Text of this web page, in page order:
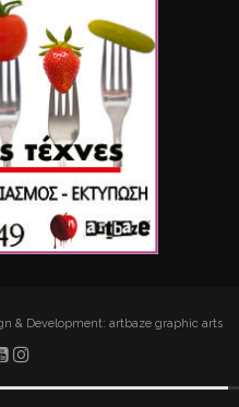
& Development: artbaze graphic arts